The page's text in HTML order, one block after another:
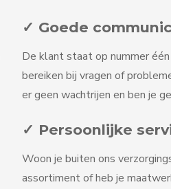
✓ Goede
De klant staat op nummer
bereiken bij vragen of
er geen wachtrijen en ben je
✓ Persoonlijke
Woon je buiten ons
assortiment of heb je